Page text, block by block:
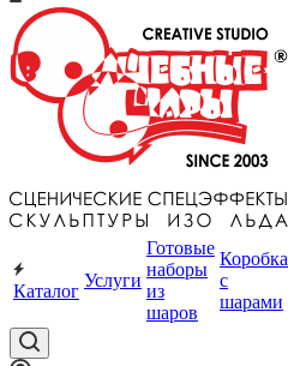
Каталог
Услуги
Готовые
наборы
из
шаров
Коробка
с
шарами